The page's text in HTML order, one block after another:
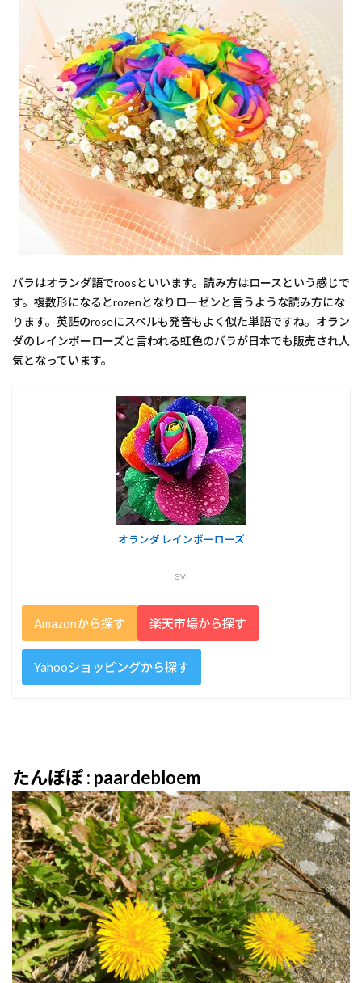
バラはオランダ語でroosといいます。読み方はロースという感じで
す。複数形になるとrozenとなりローゼンと言うような読み方にな
ります。英語のroseにスペルも発音もよく似た単語ですね。オラン
ダのレインボーローズと言われる虹色のバラが日本でも販売され人
気となっています。
オランダ レインボーローズ
SVI
Amazonから探す 楽天市場から探す
Yahooショッピングから探す
たんぽぽ : paardebloem